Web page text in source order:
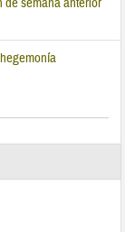
de semana anterior